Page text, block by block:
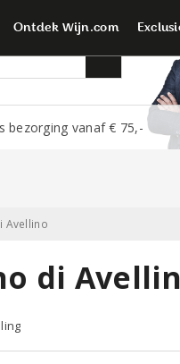
bezorging vanaf € 75,-
Ontdek Wijn.com
Avellino
di